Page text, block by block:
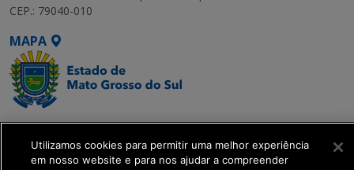
CEP.: 79040-010
MAPA
SETDIG | Secretaria-
Executiva de
Transformação Digital
Utilizamos cookies para permitir uma melhor experiência
em nosso website e para nos ajudar a compreender